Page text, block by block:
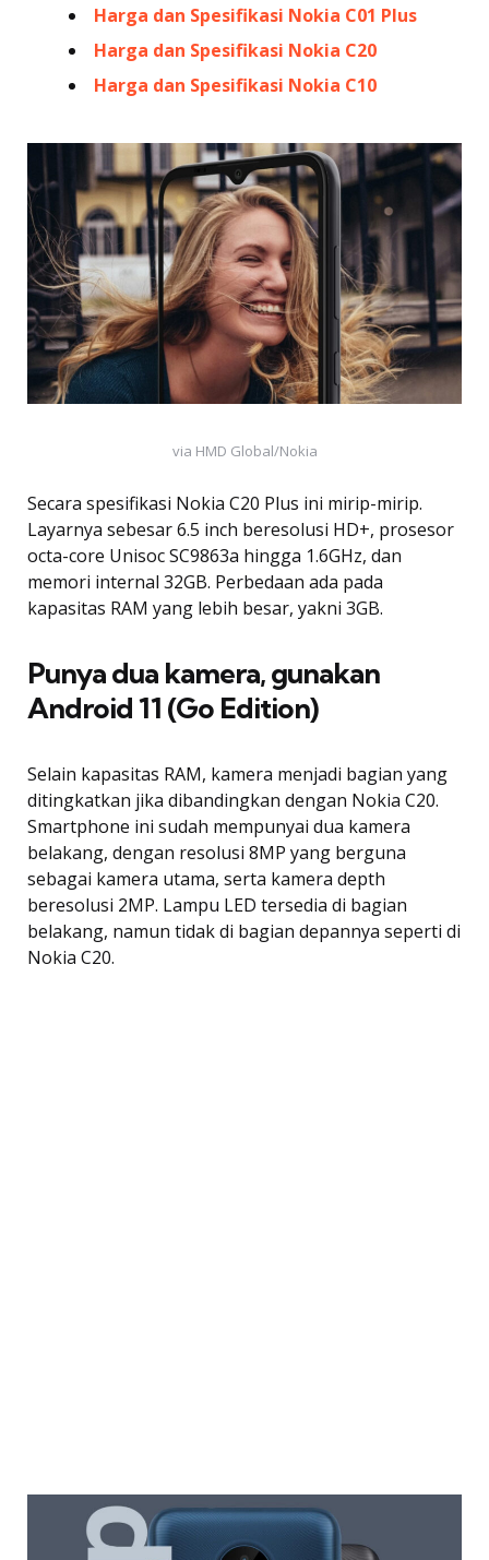
Harga dan Spesifikasi Nokia C01 Plus
Harga dan Spesifikasi Nokia C20
Harga dan Spesifikasi Nokia C10
via HMD Global/Nokia
Secara spesifikasi Nokia C20 Plus ini mirip-mirip.
Layarnya sebesar 6.5 inch beresolusi HD+, prosesor
octa-core Unisoc SC9863a hingga 1.6GHz, dan
memori internal 32GB. Perbedaan ada pada
kapasitas RAM yang lebih besar, yakni 3GB.
Punya dua kamera, gunakan
Android 11 (Go Edition)
Selain kapasitas RAM, kamera menjadi bagian yang
ditingkatkan jika dibandingkan dengan Nokia C20.
Smartphone ini sudah mempunyai dua kamera
belakang, dengan resolusi 8MP yang berguna
sebagai kamera utama, serta kamera depth
beresolusi 2MP. Lampu LED tersedia di bagian
belakang, namun tidak di bagian depannya seperti di
Nokia C20.